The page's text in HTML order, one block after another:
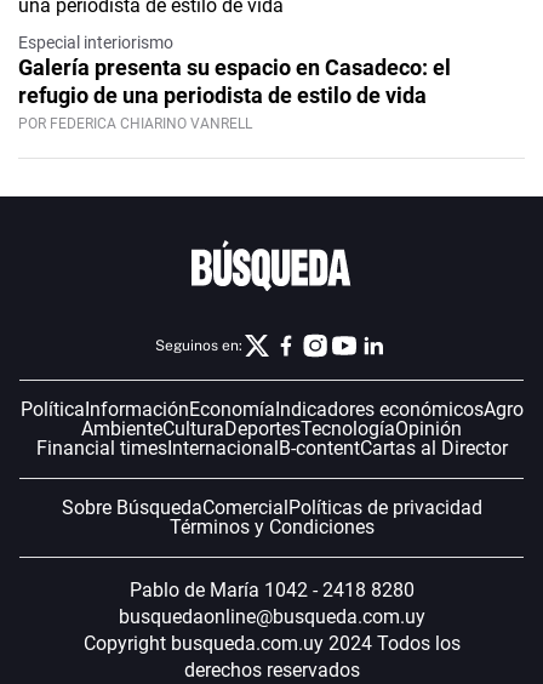
Especial interiorismo
Galería presenta su espacio en Casadeco: el
refugio de una periodista de estilo de vida
POR FEDERICA CHIARINO VANRELL
Seguinos en:
PolíticaInformaciónEconomíaIndicadores económicosAgro
AmbienteCulturaDeportesTecnologíaOpinión
Financial timesInternacionalB-contentCartas al Director
Sobre BúsquedaComercialPolíticas de privacidad
Términos y Condiciones
Pablo de María 1042 - 2418 8280
busquedaonline@busqueda.com.uy
Copyright busqueda.com.uy 2024 Todos los
derechos reservados